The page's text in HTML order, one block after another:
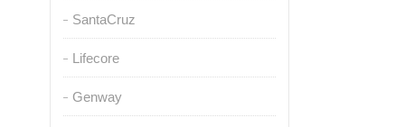
SantaCruz
Lifecore
Genway